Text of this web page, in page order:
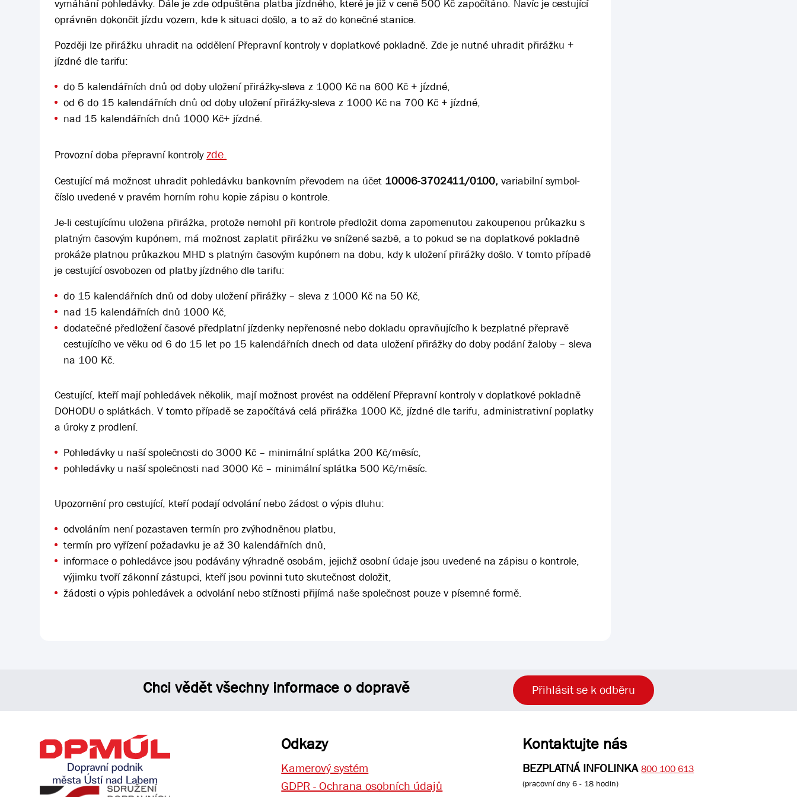
vymáhání pohledávky. Dále je zde odpuštěna platba jízdného, které je již v ceně 500 Kč započítáno. Navíc je cestující
oprávněn dokončit jízdu vozem, kde k situaci došlo, a to až do konečné stanice.
Později lze přirážku uhradit na oddělení Přepravní kontroly v doplatkové pokladně. Zde je nutné uhradit přirážku +
jízdné dle tarifu:
do 5 kalendářních dnů od doby uložení přirážky-sleva z 1000 Kč na 600 Kč + jízdné,
od 6 do 15 kalendářních dnů od doby uložení přirážky-sleva z 1000 Kč na 700 Kč + jízdné,
nad 15 kalendářních dnů 1000 Kč+ jízdné.
Provozní doba přepravní kontrolyzde.
Cestující má možnost uhradit pohledávku bankovním převodem na účet 10006-3702411/0100, variabilní symbol-
číslo uvedené v pravém horním rohu kopie zápisu o kontrole.
Je-li cestujícímu uložena přirážka, protože nemohl při kontrole předložit doma zapomenutou zakoupenou průkazku s
platným časovým kupónem, má možnost zaplatit přirážku ve snížené sazbě, a to pokud se na doplatkové pokladně
prokáže platnou průkazkou MHD s platným časovým kupónem na dobu, kdy k uložení přirážky došlo. V tomto případě
je cestující osvobozen od platby jízdného dle tarifu:
do 15 kalendářních dnů od doby uložení přirážky – sleva z 1000 Kč na 50 Kč,
nad 15 kalendářních dnů 1000 Kč,
dodatečné předložení časové předplatní jízdenky nepřenosné nebo dokladu opravňujícího k bezplatné přepravě
cestujícího ve věku od 6 do 15 let po 15 kalendářních dnech od data uložení přirážky do doby podání žaloby – sleva
na 100 Kč.
Cestující, kteří mají pohledávek několik, mají možnost provést na oddělení Přepravní kontroly v doplatkové pokladně
DOHODU o splátkách. V tomto případě se započítává celá přirážka 1000 Kč, jízdné dle tarifu, administrativní poplatky
a úroky z prodlení.
Pohledávky u naší společnosti do 3000 Kč – minimální splátka 200 Kč/měsíc,
pohledávky u naší společnosti nad 3000 Kč – minimální splátka 500 Kč/měsíc.
Upozornění pro cestující, kteří podají odvolání nebo žádost o výpis dluhu:
odvoláním není pozastaven termín pro zvýhodněnou platbu,
termín pro vyřízení požadavku je až 30 kalendářních dnů,
informace o pohledávce jsou podávány výhradně osobám, jejichž osobní údaje jsou uvedené na zápisu o kontrole,
výjimku tvoří zákonní zástupci, kteří jsou povinni tuto skutečnost doložit,
žádosti o výpis pohledávek a odvolání nebo stížnosti přijímá naše společnost pouze v písemné formě.
Chci vědět všechny informace o dopravě Přihlásit se k odběru
Odkazy
Kamerový systém
GDPR - Ochrana osobních údajů
Kontaktujte nás
BEZPLATNÁ INFOLINKA 800 100 613
(pracovní dny 6 - 18 hodin)